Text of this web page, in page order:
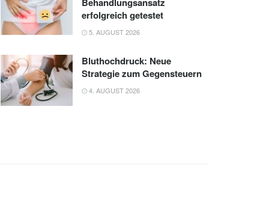
erfolgreich getestet
5. AUGUST 2026
Bluthochdruck: Neue
Strategie zum Gegensteuern
4. AUGUST 2026